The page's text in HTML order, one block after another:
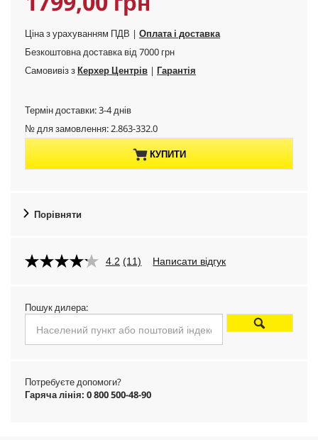
r
o
d
u
c
p
r
i
c
e
n
g
u
r
e
n
p
o
d
u
t
Ціна з урахуванням ПДВ | Оплата і доставка
Безкоштовна доставка від 7000 грн
Самовивіз зКерхер Центрів | Гарантія
Термін доставки: 3-4 днів
№ для замовлення:2.863-332.0
КУПИТИ
Порівняти
4.2 (11) Написати відгук
Пошук дилера:
Потребуєте допомоги?
Гаряча лінія: 0 800 500-48-90